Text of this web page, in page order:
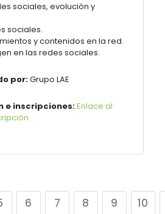
sociales, evolución y
sociales.
y contenidos en la red.
en las redes sociales.
por:Grupo LAE
e inscripciones:Enlace al
6 7 8 9 10